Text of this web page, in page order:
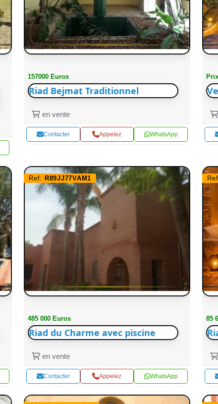
157000 Euros
Riad Bejmat Traditionnel
en vente
Contacter Appelez WhatsApp
Ref: R89JJ77VAM1
485 000 Euros
Riad du Charme avec piscine
en vente
Contacter Appelez WhatsApp
85